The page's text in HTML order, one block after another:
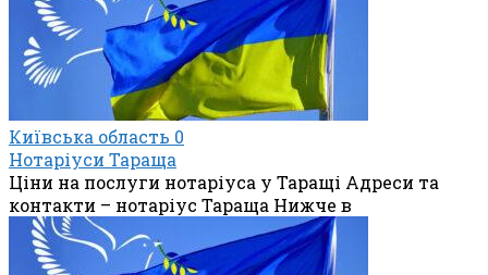
Київська область 0
Нотаріуси Тараща
Ціни на послуги нотаріуса у Таращі Адреси та
контакти – нотаріус Тараща Нижче в